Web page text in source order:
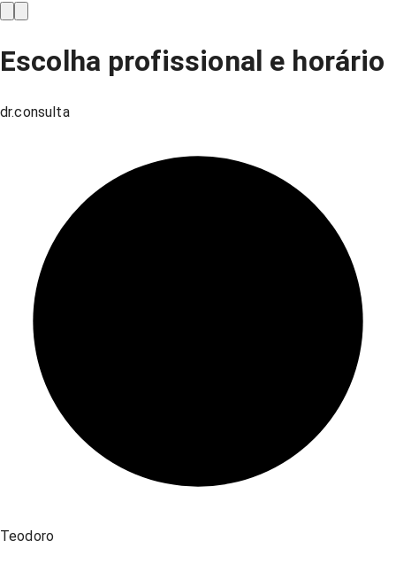
Escolha profissional e horário
dr.consulta
Teodoro